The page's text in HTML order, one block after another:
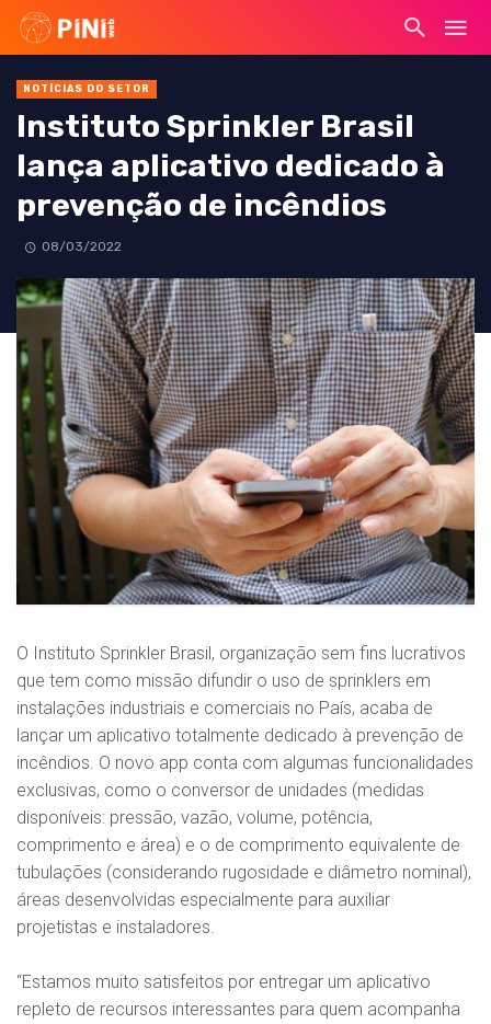
NOTÍCIAS DO SETOR
Instituto Sprinkler Brasil
lança aplicativo dedicado à
prevenção de incêndios
08/03/2022
O Instituto Sprinkler Brasil, organização sem fins lucrativos
que tem como missão difundir o uso de sprinklers em
instalações industriais e comerciais no País, acaba de
lançar um aplicativo totalmente dedicado à prevenção de
incêndios. O novo app conta com algumas funcionalidades
exclusivas, como o conversor de unidades (medidas
disponíveis: pressão, vazão, volume, potência,
comprimento e área) e o de comprimento equivalente de
tubulações (considerando rugosidade e diâmetro nominal),
áreas desenvolvidas especialmente para auxiliar
projetistas e instaladores.
“Estamos muito satisfeitos por entregar um aplicativo
repleto de recursos interessantes para quem acompanha